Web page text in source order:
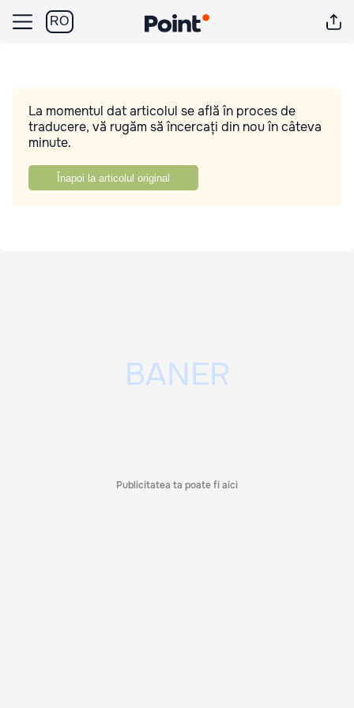
RO
La momentul dat articolul se află în proces de
traducere, vă rugăm să încercați din nou în câteva
minute.
Înapoi la articolul original
Publicitatea ta poate fi aici